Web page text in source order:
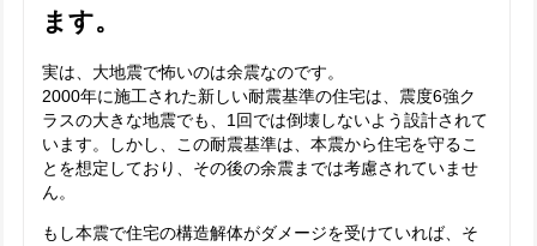
ます。
実は、大地震で怖いのは余震なのです。
2000年に施工された新しい耐震基準の住宅は、震度6強ク
ラスの大きな地震でも、1回では倒壊しないよう設計されて
います。しかし、この耐震基準は、本震から住宅を守るこ
とを想定しており、その後の余震までは考慮されていませ
ん。
もし本震で住宅の構造解体がダメージを受けていれば、そ